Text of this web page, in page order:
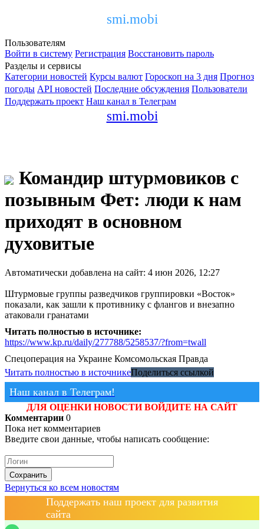
smi.mobi
Пользователям
Войти в систему Регистрация Восстановить пароль
Разделы и сервисы
Категории новостей Курсы валют Гороскоп на 3 дня Прогноз
погоды API новостей Последние обсуждения Пользователи
Поддержать проект Наш канал в Телеграм
smi.mobi
Командир штурмовиков с
позывным Фет: люди к нам
приходят в основном
духовитые
Автоматически добавлена на сайт: 4 июн 2026, 12:27
Штурмовые группы разведчиков группировки «Восток»
показали, как зашли к противнику с флангов и внезапно
атаковали гранатами
Читать полностью в источнике:
https://www.kp.ru/daily/277788/5258537/?from=twall
Спецоперация на Украине Комсомольская Правда
Читать полностью в источникеПоделиться ссылкой
Наш канал в Телеграм!
ДЛЯ ОЦЕНКИ НОВОСТИ ВОЙДИТЕ НА САЙТ
Комментарии 0
Пока нет комментариев
Введите свои данные, чтобы написать сообщение:
Сохранить
Вернуться ко всем новостям
Поддержать наш проект для развития
сайта